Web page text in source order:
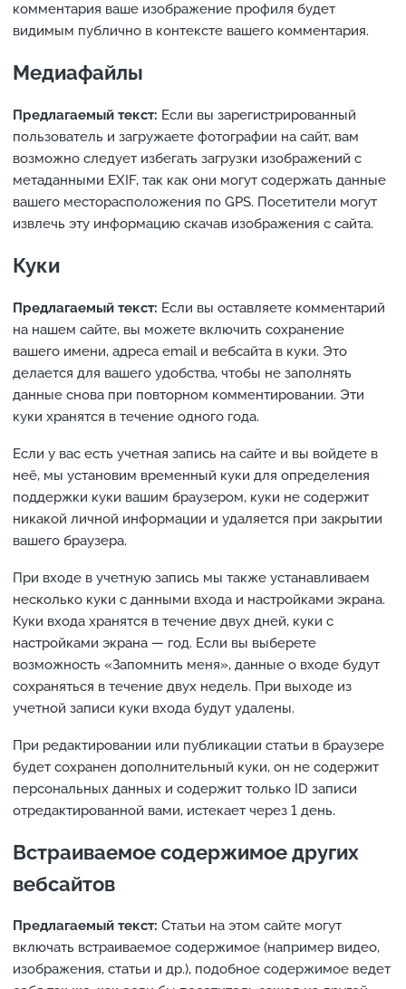
комментария ваше изображение профиля будет
видимым публично в контексте вашего комментария.
Медиафайлы
Предлагаемый текст: Если вы зарегистрированный
пользователь и загружаете фотографии на сайт, вам
возможно следует избегать загрузки изображений с
метаданными EXIF, так как они могут содержать данные
вашего месторасположения по GPS. Посетители могут
извлечь эту информацию скачав изображения с сайта.
Куки
Предлагаемый текст: Если вы оставляете комментарий
на нашем сайте, вы можете включить сохранение
вашего имени, адреса email и вебсайта в куки. Это
делается для вашего удобства, чтобы не заполнять
данные снова при повторном комментировании. Эти
куки хранятся в течение одного года.
Если у вас есть учетная запись на сайте и вы войдете в
неё, мы установим временный куки для определения
поддержки куки вашим браузером, куки не содержит
никакой личной информации и удаляется при закрытии
вашего браузера.
При входе в учетную запись мы также устанавливаем
несколько куки с данными входа и настройками экрана.
Куки входа хранятся в течение двух дней, куки с
настройками экрана — год. Если вы выберете
возможность «Запомнить меня», данные о входе будут
сохраняться в течение двух недель. При выходе из
учетной записи куки входа будут удалены.
При редактировании или публикации статьи в браузере
будет сохранен дополнительный куки, он не содержит
персональных данных и содержит только ID записи
отредактированной вами, истекает через 1 день.
Встраиваемое содержимое других
вебсайтов
Предлагаемый текст: Статьи на этом сайте могут
включать встраиваемое содержимое (например видео,
изображения, статьи и др.), подобное содержимое ведет